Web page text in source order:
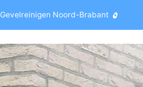
Gevelreinigen Noord-Brabant